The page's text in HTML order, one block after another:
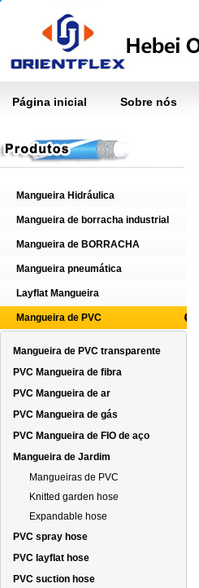
Página inicial Sobre nós
Mangueira Hidráulica
Mangueira de borracha industrial
Mangueira de BORRACHA
Mangueira pneumática
Layflat Mangueira
Mangueira de PVC
Mangueira de PVC transparente
PVC Mangueira de fibra
PVC Mangueira de ar
PVC Mangueira de gás
PVC Mangueira de FIO de aço
Mangueira de Jardim
Mangueiras de PVC
Knitted garden hose
Expandable hose
PVC spray hose
PVC layflat hose
PVC suction hose